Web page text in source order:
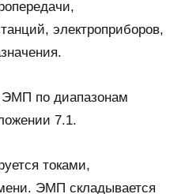
электроприборов,
по диапазонам
7.1.
токами,
ЭМП складывается